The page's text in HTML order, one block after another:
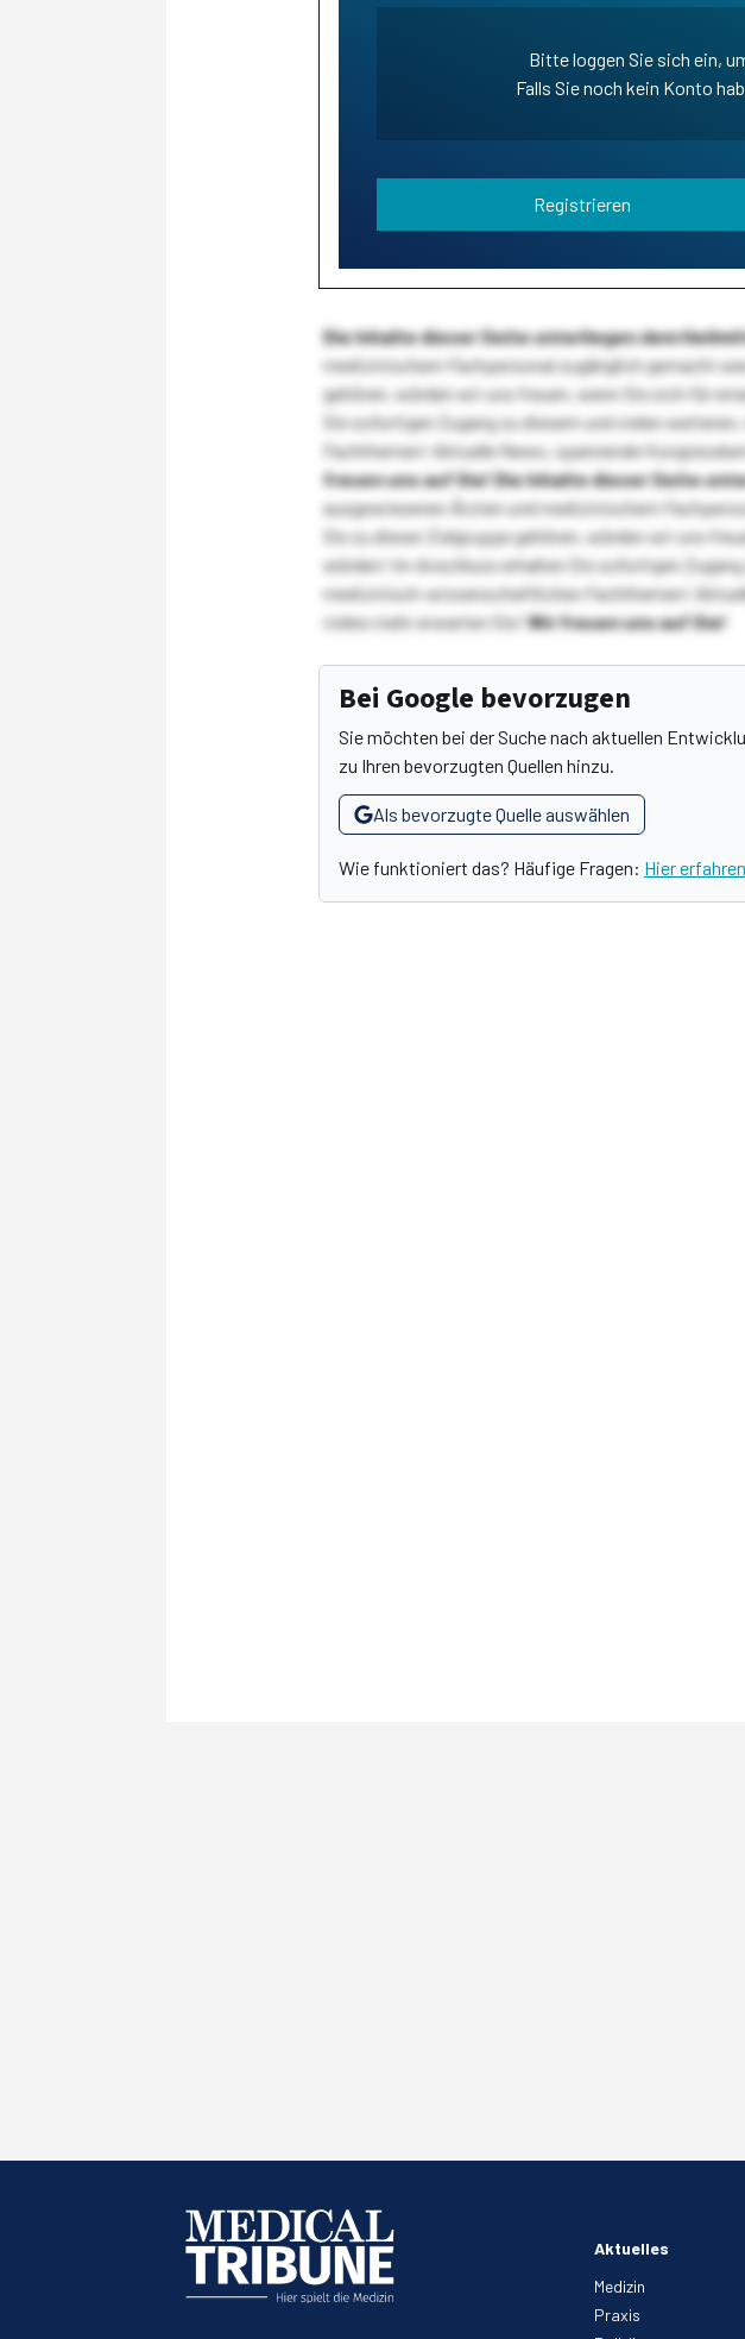
Bitte loggen Sie sich ein,
Falls Sie noch kein Konto
Registrieren
Die Inhalte dieser Seite unterliegen dem
medizinischem Fachpersonal zugänglich gemacht
gehören, würden wir uns freuen, wenn Sie sich für
Sie sofortigen Zugang zu diesem und vielen
Fachthemen! Aktuelle News, spannende
freuen uns auf Sie!Die Inhalte dieser Seite
ausgewiesenen Ärzten und medizinischem
Sie zu dieser Zielgruppe gehören, würden wir uns
würden! Im Anschluss erhalten Sie sofortigen
medizinisch-wissenschaftlichen Fachthemen!
vieles mehr erwarten Sie!Wir freuen uns auf Sie!
Bei Google bevorzugen
Sie möchten bei der Suche nach aktuellen
zu Ihren bevorzugten Quellen hinzu.
Als bevorzugte Quelle auswählen
Wie funktioniert das? Häufige Fragen: Hier
Aktuelles
Medizin
Praxis